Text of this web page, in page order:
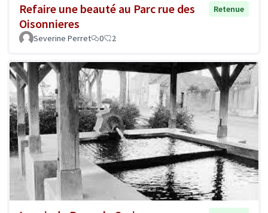
Refaire une beauté au Parc rue des
Oisonnieres
Retenue
Severine Perret 0 2